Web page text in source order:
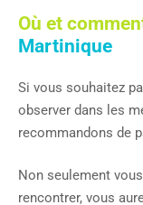
Où et
Martinique
Si vous souhaitez
observer dans les
recommandons de
Non seulement
rencontrer, vous